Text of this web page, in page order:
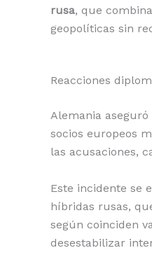
rusa, que
geopolíticas sin
Reacciones
Alemania aseguró
socios europeos
las acusaciones,
Este incidente se
híbridas rusas,
según coinciden
desestabilizar